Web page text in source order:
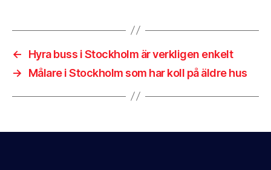
←
Hyra buss i Stockholm är verkligen enkelt
→
Målare i Stockholm som har koll på äldre hus